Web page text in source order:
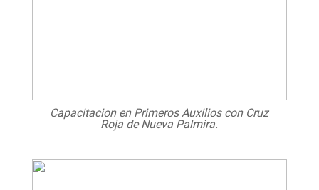
Capacitacion en Primeros Auxilios con Cruz
Roja de Nueva Palmira.